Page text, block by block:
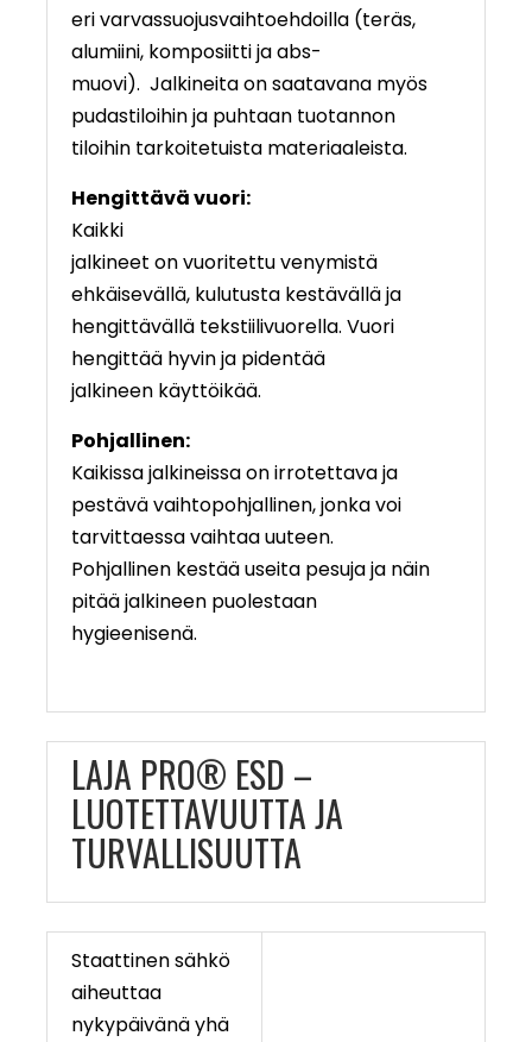
eri varvassuojusvaihtoehdoilla (teräs,
alumiini, komposiitti ja abs-
muovi). Jalkineita on saatavana myös
pudastiloihin ja puhtaan tuotannon
tiloihin tarkoitetuista materiaaleista.
Hengittävä vuori:
Kaikki
jalkineet on vuoritettu venymistä
ehkäisevällä, kulutusta kestävällä ja
hengittävällä tekstiilivuorella. Vuori
hengittää hyvin ja pidentää
jalkineen käyttöikää.
Pohjallinen:
Kaikissa jalkineissa on irrotettava ja
pestävä vaihtopohjallinen, jonka voi
tarvittaessa vaihtaa uuteen.
Pohjallinen kestää useita pesuja ja näin
pitää jalkineen puolestaan
hygieenisenä.
LAJA PRO® ESD –
LUOTETTAVUUTTA JA
TURVALLISUUTTA
Staattinen sähkö
aiheuttaa
nykypäivänä yhä